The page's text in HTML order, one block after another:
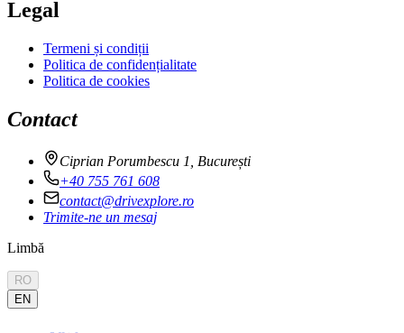
Legal
Termeni și condiții
Politica de confidențialitate
Politica de cookies
Contact
Ciprian Porumbescu 1, București
+40 755 761 608
contact@drivexplore.ro
Trimite-ne un mesaj
Limbă
RO
EN